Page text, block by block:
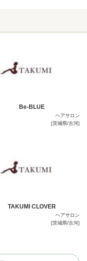
Be-BLUE
ヘアサロン
[茨城県/古河]
TAKUMI CLOVER
ヘアサロン
[茨城県/古河]